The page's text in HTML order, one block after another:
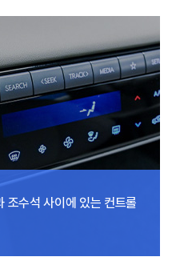
조수석 사이에 있는 컨트롤